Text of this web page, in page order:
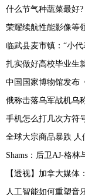
什么节气种蔬菜最好?
荣耀续航性能影像等
临武县麦市镇：“小
扎实做好高校毕业生
中国国家博物馆发布
俄称击落乌军战机乌
手机怎么打几次方符
全球大宗商品暴跌 人
Shams：后卫AJ-格
人工智能如何重塑音